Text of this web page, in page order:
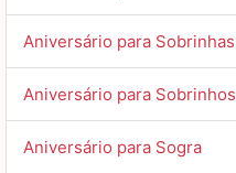
Aniversário para Sobrinhas
Aniversário para Sobrinhos
Aniversário para Sogra